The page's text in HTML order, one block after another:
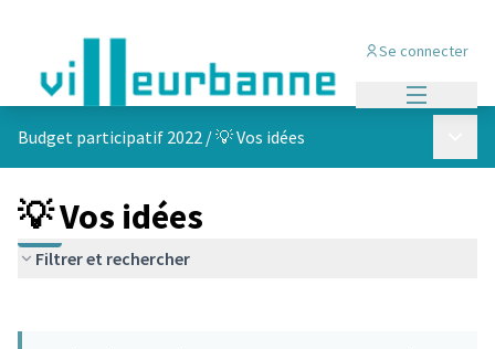
Se connecter
Budget participatif 2022 /💡 Vos idées
💡 Vos idées
Filtrer et rechercher